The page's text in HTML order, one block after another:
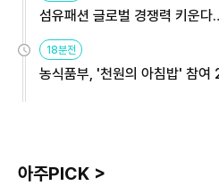
섬유패션 글로벌 경쟁력 키운
원
18분전
농식품부, '천원의 아침밥' 참여
아주PICK >